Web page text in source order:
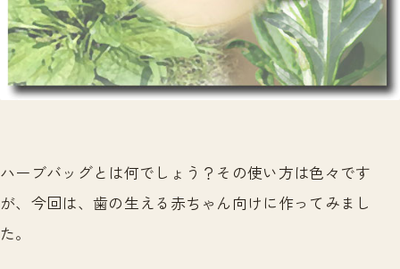
ハーブバッグとは何でしょう？その使い方は色々です
が、今回は、歯の生える赤ちゃん向けに作ってみまし
た。